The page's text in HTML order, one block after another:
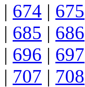
| 674 | 675
| 685 | 686
| 696 | 697
| 707 | 708